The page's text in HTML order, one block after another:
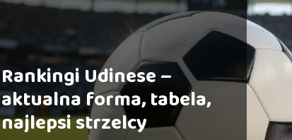
Rankingi Udinese –
aktualna forma, tabela,
najlepsi strzelcy